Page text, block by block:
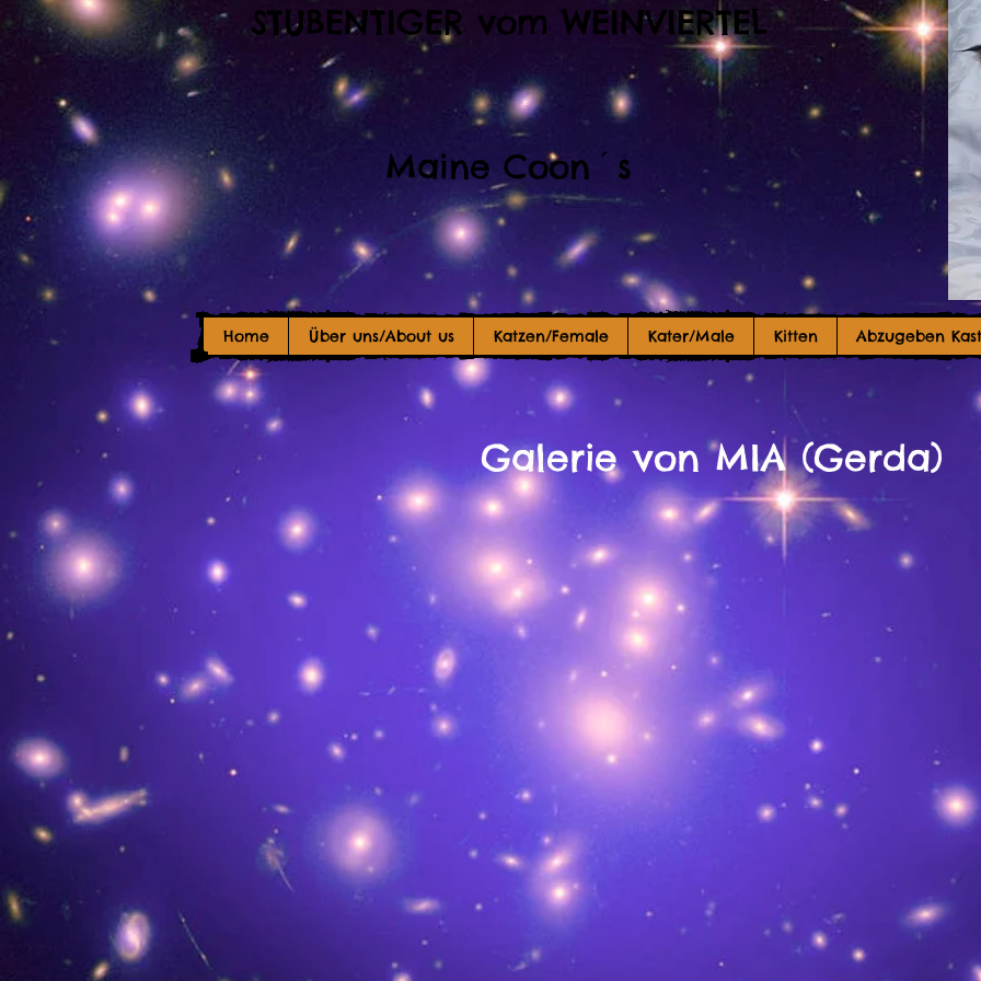
STUBENTIGER vom WEINVIERTEL
Maine Coon´s
Home Über uns/About us Katzen/Female Kater/Male Kitten Abzugeben
Galerie von MIA (Gerda)